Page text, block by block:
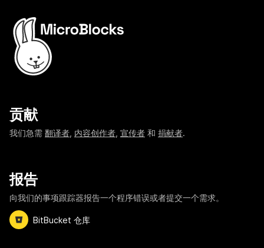
贡献
我们急需 翻译者 内容创作者 宣传者 和 捐献者.
报告
向我们的事项跟踪器报告一个程序错误或者提交一个需求。
BitBucket 仓库